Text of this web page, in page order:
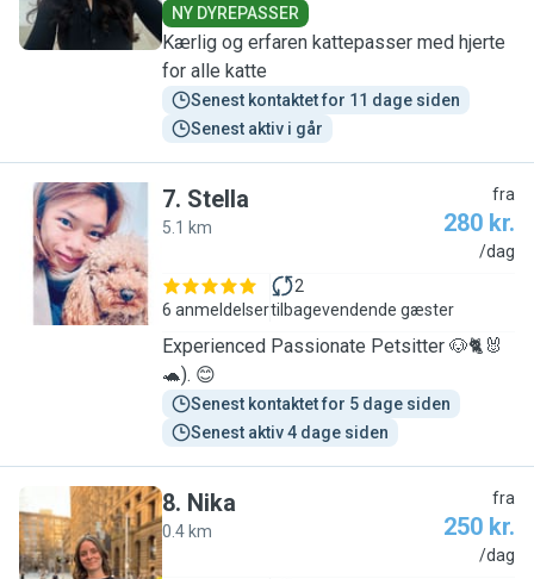
NY DYREPASSER
Kærlig og erfaren kattepasser med hjerte
for alle katte
Senest kontaktet for 11 dage siden
Senest aktiv i går
S
7. Stella
5.1 km
fra
280 kr.
/dag
6 anmeldelser
2
tilbagevendende gæster
Experienced Passionate Petsitter 🐶🐈🐰
🐢). 😊
Senest kontaktet for 5 dage siden
Senest aktiv 4 dage siden
N
8. Nika
0.4 km
fra
250 kr.
/dag